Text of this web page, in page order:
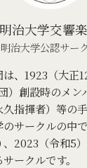
明治大学交響
明治大学公認サー
、1923（大正
）創設時のメ
指揮者）等の
サークルの中
、2023（令和5
ークルです。